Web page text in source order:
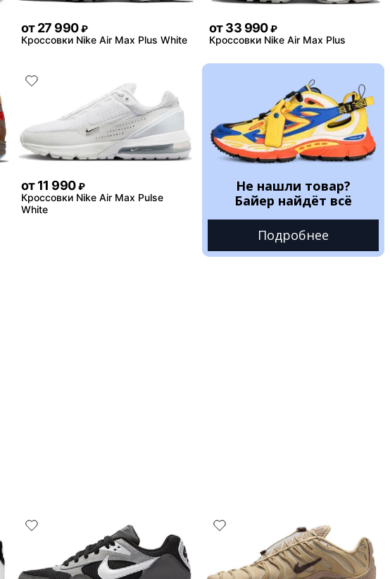
от 27 990 ₽
Кроссовки Nike Air Max Plus White
от 33 990 ₽
Кроссовки Nike Air Max Plus
от 11 990 ₽
Кроссовки Nike Air Max Pulse
White
Не нашли товар?
Байер найдёт всё
Подробнее